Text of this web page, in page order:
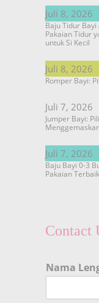
Juli 8, 2026
Baju Tidur
Pakaian Tidur
untuk Si Kecil
Juli 8, 2026
Romper Bayi:
Juli 7, 2026
Jumper Bayi:
Juli 7, 2026
Baju Bayi 0-3
Pakaian
Contact
Nama